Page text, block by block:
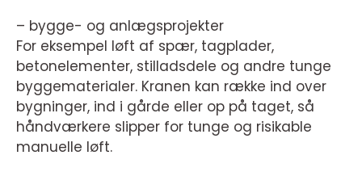
– bygge- og anlægsprojekter
For eksempel løft af spær, tagplader,
betonelementer, stilladsdele og andre tunge
byggematerialer. Kranen kan række ind over
bygninger, ind i gårde eller op på taget, så
håndværkere slipper for tunge og risikable
manuelle løft.